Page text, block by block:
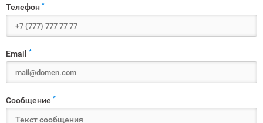
Телефон *
Email *
Сообщение *